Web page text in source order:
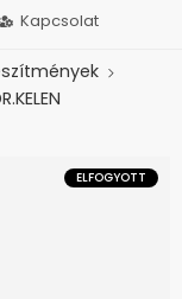
Kapcsolat
ELFOGYOTT